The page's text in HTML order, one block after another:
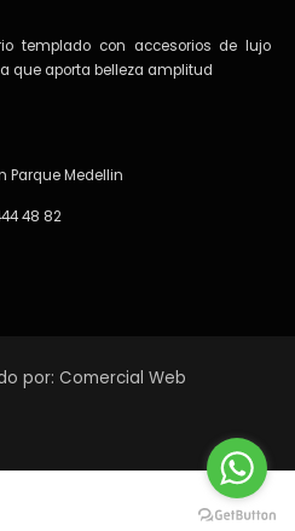
templado con accesorios de lujo
que aporta belleza amplitud
Parque Medellin
48 82
por: Comercial Web